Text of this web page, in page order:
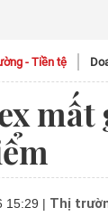
- Tiền tệ
mất
15:29 | Thị